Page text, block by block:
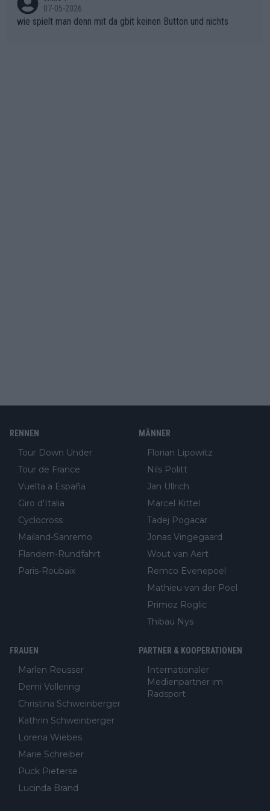
07-05-2026
wie spielt man denn mit da gbit keinen Button und nichts
RENNEN
Tour Down Under
Tour de France
Vuelta a España
Giro d'Italia
Cyclocross
Mailand-Sanremo
Flandern-Rundfahrt
Paris-Roubaix
MÄNNER
Florian Lipowitz
Nils Politt
Jan Ullrich
Marcel Kittel
Tadej Pogacar
Jonas Vingegaard
Wout van Aert
Remco Evenepoel
Mathieu van der Poel
Primoz Roglic
Thibau Nys
FRAUEN
Marlen Reusser
Demi Vollering
Christina Schweinberger
Kathrin Schweinberger
Lorena Wiebes
Marie Schreiber
Puck Pieterse
Lucinda Brand
PARTNER & KOOPERATIONEN
Internationaler
Medienpartner im
Radsport